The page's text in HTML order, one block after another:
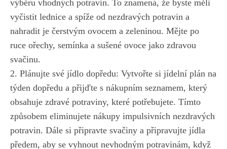
výběru vhodných⁤ potravin. To znamená, že byste měli
vyčistit lednice a ‌spíže od nezdravých potravin a⁣
nahradit je čerstvým ovocem a⁣ zeleninou. Mějte po
ruce⁤ ořechy, semínka a sušené ovoce jako zdravou
svačinu.
2. Plánujte své jídlo dopředu: Vytvořte si jídelní plán na
týden‌ dopředu⁢ a přijďte s nákupním seznamem, který
obsahuje⁤ zdravé potraviny, které potřebujete. Tímto
způsobem eliminujete nákupy impulsivních‍ nezdravých
potravin. Dále si ⁤připravte​ svačiny a připravujte jídla⁢
předem, aby ‍se vyhnout nevhodným potravinám, ⁢když